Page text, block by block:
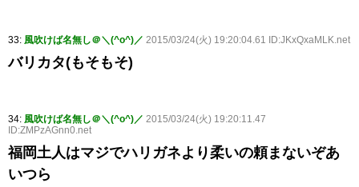
33: 風吹けば名無し＠＼(^o^)／ 2015/03/24(火) 19:20:04.61 ID:JKxQxaMLK.net
バリカタ(もそもそ)
34: 風吹けば名無し＠＼(^o^)／ 2015/03/24(火) 19:20:11.47
ID:ZMPzAGnn0.net
福岡土人はマジでハリガネより柔いの頼まないぞあ
いつら